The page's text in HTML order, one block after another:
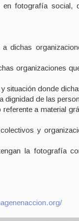
fotografía social,
dichas
organizaciones
situación donde
dignidad de las
referente a material
y
la fotografía